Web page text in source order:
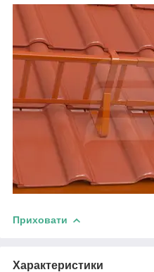
Приховати
Характеристики